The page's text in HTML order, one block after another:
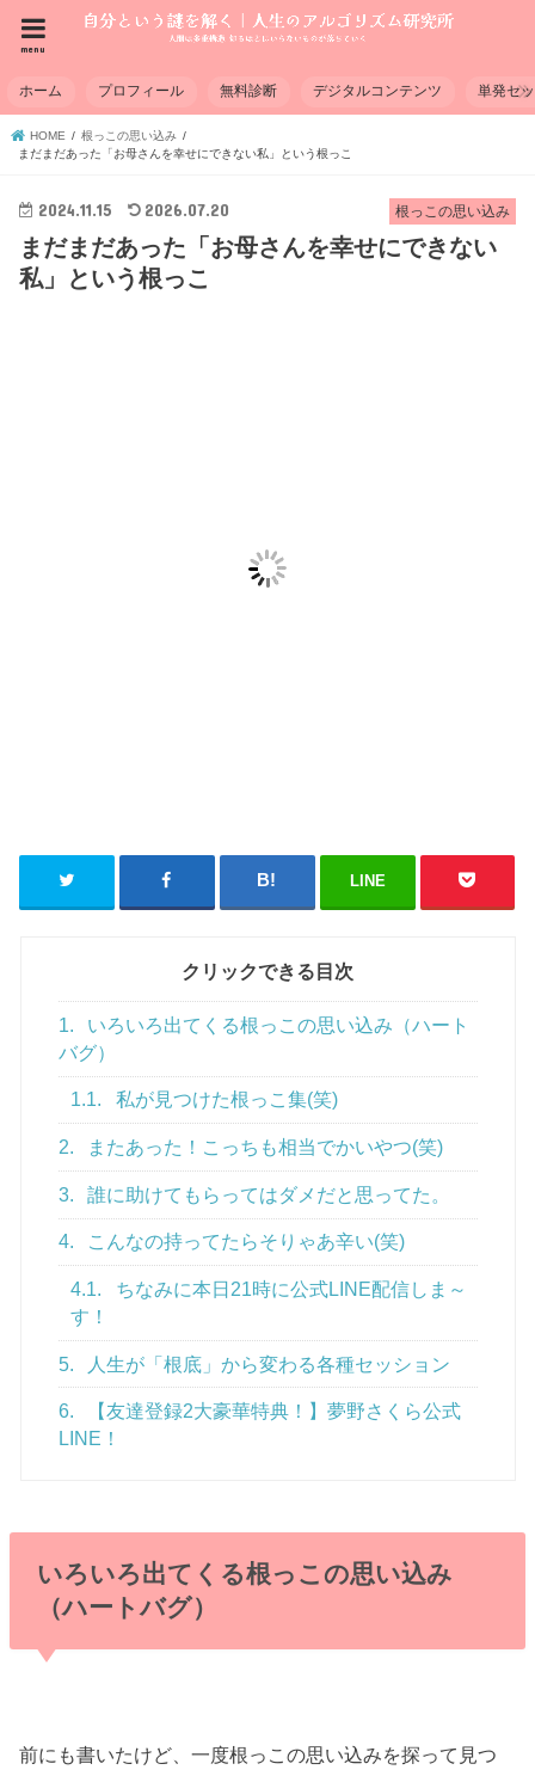
menu
ホーム プロフィール 無料診断 デジタルコンテンツ 単発セ
HOME
根っこの思い込み
まだまだあった「お母さんを幸せにできない私」という根っこ
根っこの思い込み
2024.11.15 2026.07.20
まだまだあった「お母さんを幸せにできない
私」という根っこ
LINE
クリックできる目次
1.
いろいろ出てくる根っこの思い込み（ハート
バグ）
1.1. 私が見つけた根っこ集(笑)
2. またあった！こっちも相当でかいやつ(笑)
3. 誰に助けてもらってはダメだと思ってた。
4. こんなの持ってたらそりゃあ辛い(笑)
4.1.
ちなみに本日21時に公式LINE配信しま～
す！
5. 人生が「根底」から変わる各種セッション
6.
【友達登録2大豪華特典！】夢野さくら公式
LINE！
いろいろ出てくる根っこの思い込み
（ハートバグ）
前にも書いたけど、一度根っこの思い込みを探って見つ